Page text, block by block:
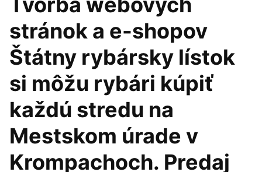
stránok a e-shopov
Štátny rybársky lístok
si môžu rybári kúpiť
každú stredu na
Mestskom úrade v
Krompachoch. Predaj